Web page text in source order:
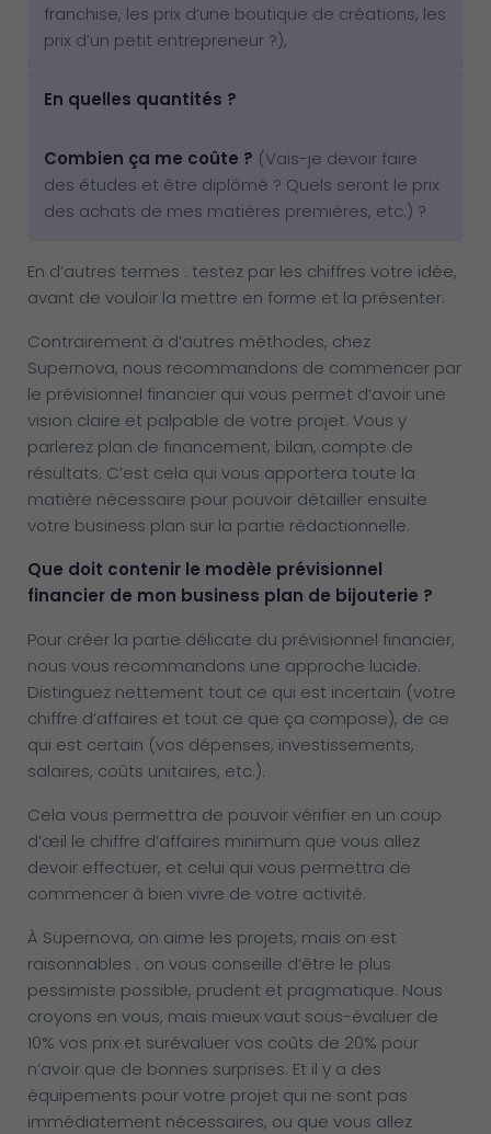
franchise, les prix d’une boutique de créations, les
prix d’un petit entrepreneur ?),
En quelles quantités ?
Combien ça me coûte ? (Vais-je devoir faire
des études et être diplômé ? Quels seront le prix
des achats de mes matières premières, etc.) ?
En d’autres termes : testez par les chiffres votre idée,
avant de vouloir la mettre en forme et la présenter.
Contrairement à d’autres méthodes, chez
Supernova, nous recommandons de commencer par
le prévisionnel financier qui vous permet d’avoir une
vision claire et palpable de votre projet. Vous y
parlerez plan de financement, bilan, compte de
résultats. C’est cela qui vous apportera toute la
matière nécessaire pour pouvoir détailler ensuite
votre business plan sur la partie rédactionnelle.
Que doit contenir le modèle prévisionnel
financier de mon business plan de bijouterie ?
Pour créer la partie délicate du prévisionnel financier,
nous vous recommandons une approche lucide.
Distinguez nettement tout ce qui est incertain (votre
chiffre d’affaires et tout ce que ça compose), de ce
qui est certain (vos dépenses, investissements,
salaires, coûts unitaires, etc.).
Cela vous permettra de pouvoir vérifier en un coup
d’œil le chiffre d’affaires minimum que vous allez
devoir effectuer, et celui qui vous permettra de
commencer à bien vivre de votre activité.
À Supernova, on aime les projets, mais on est
raisonnables : on vous conseille d’être le plus
pessimiste possible, prudent et pragmatique. Nous
croyons en vous, mais mieux vaut sous-évaluer de
10% vos prix et surévaluer vos coûts de 20% pour
n’avoir que de bonnes surprises. Et il y a des
équipements pour votre projet qui ne sont pas
immédiatement nécessaires, ou que vous allez